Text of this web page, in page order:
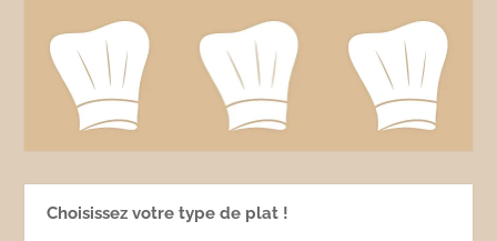
Choisissez votre type de plat !